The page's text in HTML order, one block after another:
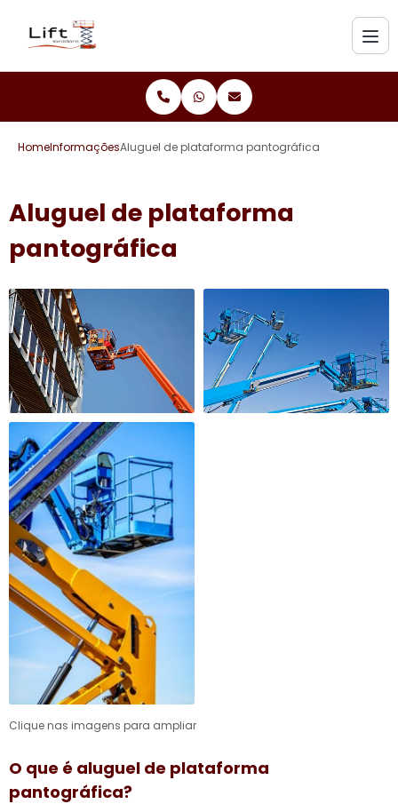
HomeInformaçõesAluguel de plataforma pantográfica
Aluguel de plataforma
pantográfica
Clique nas imagens para ampliar
O que é aluguel de plataforma
pantográfica?